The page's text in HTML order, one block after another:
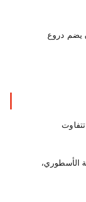
يضم دروع
الأسطوري،